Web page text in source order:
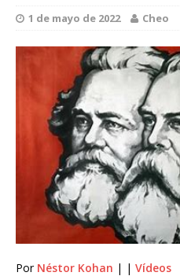
1 de mayo de 2022 Cheo
Por Néstor Kohan | | Vídeos